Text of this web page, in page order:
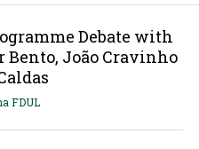
Debate with
Bento, João Cravinho
FDUL